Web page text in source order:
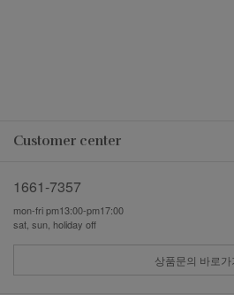
Customer center
1661-7357
mon-fri pm13:00-pm17:00
sat, sun, holiday off
상품문의 바로가